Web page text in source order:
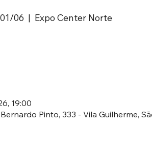
06
  |
Expo Center Norte
19:00
Pinto, 333 - Vila Guilherme,